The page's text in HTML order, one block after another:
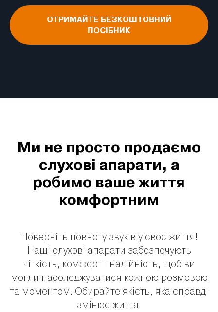
ОТРИМАЙТЕ БЕЗКОШТОВНИЙ
ПОСІБНИК
Ми не просто продаємо
слухові апарати, а
робимо ваше життя
комфортним
Поверніть повноту звуків у своє життя!
Наші слухові апарати забезпечують
чіткість, комфорт і надійність, щоб ви
могли насолоджуватися кожною розмовою
та моментом. Обирайте якість, яка справді
змінює життя!